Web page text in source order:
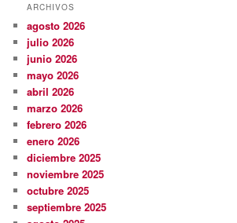
ARCHIVOS
agosto 2026
julio 2026
junio 2026
mayo 2026
abril 2026
marzo 2026
febrero 2026
enero 2026
diciembre 2025
noviembre 2025
octubre 2025
septiembre 2025